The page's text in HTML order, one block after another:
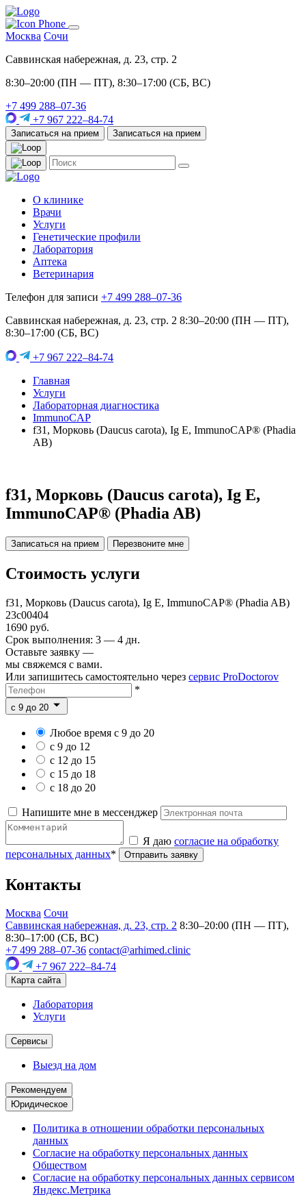
Москва Сочи
Саввинская набережная, д. 23, стр. 2
8:30–20:00 (ПН — ПТ), 8:30–17:00 (СБ, ВС)
+7 499 288–07-36
+7 967 222–84-74
Записаться на прием Записаться на прием
О клинике
Врачи
Услуги
Генетические профили
Лаборатория
Аптека
Ветеринария
Телефон для записи +7 499 288–07-36
Саввинская набережная, д. 23, стр. 2 8:30–20:00 (ПН — ПТ),
8:30–17:00 (СБ, ВС)
+7 967 222–84-74
Главная
Услуги
Лабораторная диагностика
ImmunoCAP
f31, Морковь (Daucus carota), Ig E, ImmunoCAP® (Phadia
AB)
f31, Морковь (Daucus carota), Ig E,
ImmunoCAP® (Phadia AB)
Записаться на прием Перезвоните мне
Стоимость услуги
f31, Морковь (Daucus carota), Ig E, ImmunoCAP® (Phadia AB)
23c00404
1690 руб.
Срок выполнения: 3 — 4 дн.
Оставьте заявку —
мы свяжемся с вами.
Или запишитесь самостоятельно через сервис ProDoctorov
*
c 9 до 20
Любое время с 9 до 20
с 9 до 12
с 12 до 15
с 15 до 18
с 18 до 20
Напишите мне в мессенджер
Я даю согласие на обработку
персональных данных* Отправить заявку
Контакты
Москва Сочи
Саввинская набережная, д. 23, стр. 2 8:30–20:00 (ПН — ПТ),
8:30–17:00 (СБ, ВС)
+7 499 288–07-36 contact@arhimed.clinic
+7 967 222–84-74
Карта сайта
Лаборатория
Услуги
Сервисы
Выезд на дом
Рекомендуем
Юридическое
Политика в отношении обработки персональных
данных
Согласие на обработку персональных данных
Обществом
Согласие на обработку персональных данных сервисом
Яндекс.Метрика